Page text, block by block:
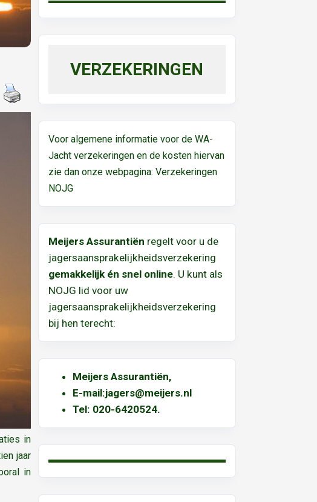
in
jaar
in
VERZEKERINGEN
Voor algemene informatie voor de WA-
Jacht verzekeringen en de kosten hiervan
zie dan onze webpagina:Verzekeringen
NOJG
Meijers Assurantiën regelt voor u de
jagersaansprakelijkheidsverzekering
gemakkelijk én snel online. U kunt als
NOJG lid voor uw
jagersaansprakelijkheidsverzekering
bij hen terecht:
Meijers Assurantiën,
E-mail:jagers@meijers.nl
Tel: 020-6420524.